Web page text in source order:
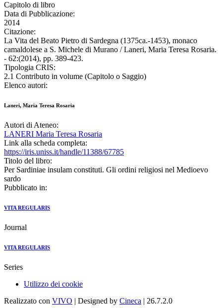
Capitolo di libro
Data di Pubblicazione:
2014
Citazione:
La Vita del Beato Pietro di Sardegna (1375ca.-1453), monaco
camaldolese a S. Michele di Murano / Laneri, Maria Teresa Rosaria.
- 62:(2014), pp. 389-423.
Tipologia CRIS:
2.1 Contributo in volume (Capitolo o Saggio)
Elenco autori:
Laneri, Maria Teresa Rosaria
Autori di Ateneo:
LANERI Maria Teresa Rosaria
Link alla scheda completa:
https://iris.uniss.it/handle/11388/67785
Titolo del libro:
Per Sardiniae insulam constituti. Gli ordini religiosi nel Medioevo
sardo
Pubblicato in:
VITA REGULARIS
Journal
VITA REGULARIS
Series
Utilizzo dei cookie
Realizzato con VIVO | Designed by Cineca | 26.7.2.0